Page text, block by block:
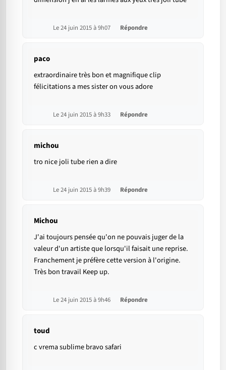
Le 24 juin 2015 à 9h07 Répondre
paco
extraordinaire très bon et magnifique clip
félicitations a mes sister on vous adore
Le 24 juin 2015 à 9h33 Répondre
michou
tro nice joli tube rien a dire
Le 24 juin 2015 à 9h39 Répondre
Michou
J'ai toujours pensée qu'on ne pouvais juger de la
valeur d'un artiste que lorsqu'il faisait une reprise.
Franchement je préfère cette version à l'origine.
Très bon travail Keep up.
Le 24 juin 2015 à 9h46 Répondre
toud
c vrema sublime bravo safari